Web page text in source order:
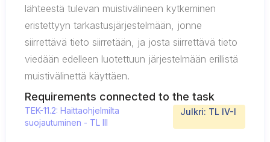
lähteestä tulevan muistivälineen kytkeminen
eristettyyn tarkastusjärjestelmään, jonne
siirrettävä tieto siirretään, ja josta siirrettävä tieto
viedään edelleen luotettuun järjestelmään erillistä
muistivälinettä käyttäen.
Requirements connected to the task
TEK-11.2: Haittaohjelmilta
suojautuminen - TL III
Julkri: TL IV-I